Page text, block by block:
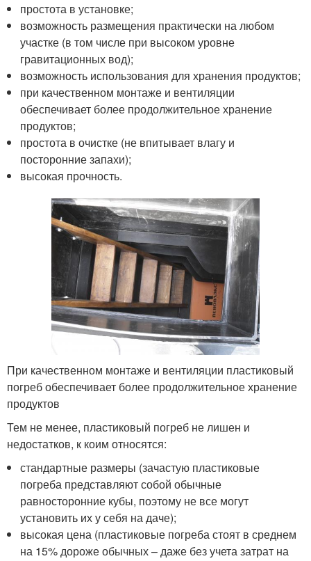
простота в установке;
возможность размещения практически на любом
участке (в том числе при высоком уровне
гравитационных вод);
возможность использования для хранения продуктов;
при качественном монтаже и вентиляции
обеспечивает более продолжительное хранение
продуктов;
простота в очистке (не впитывает влагу и
посторонние запахи);
высокая прочность.
При качественном монтаже и вентиляции пластиковый
погреб обеспечивает более продолжительное хранение
продуктов
Тем не менее, пластиковый погреб не лишен и
недостатков, к коим относятся:
стандартные размеры (зачастую пластиковые
погреба представляют собой обычные
равносторонние кубы, поэтому не все могут
установить их у себя на даче);
высокая цена (пластиковые погреба стоят в среднем
на 15% дороже обычных – даже без учета затрат на